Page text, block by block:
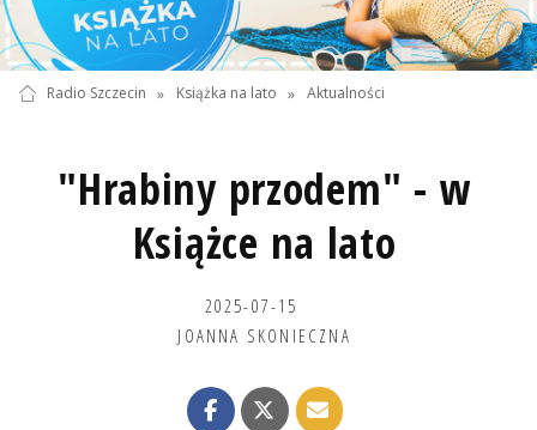
Radio Szczecin » Książka na lato » Aktualności
"Hrabiny przodem" - w
Książce na lato
2025-07-15
JOANNA SKONIECZNA